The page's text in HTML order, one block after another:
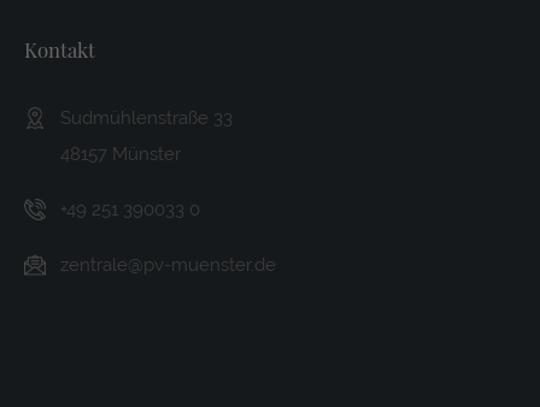
Kontakt
Sudmühlenstraße 33
48157 Münster
+49 251 390033 0
zentrale@pv-muenster.de